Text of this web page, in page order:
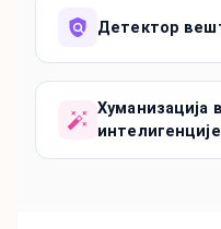
Детектор
Хуманизација
интелигенције